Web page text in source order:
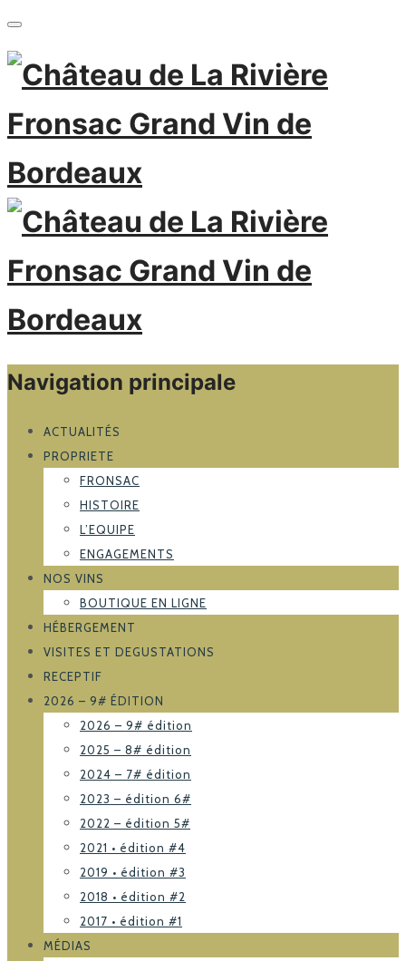
Navigation principale
ACTUALITÉS
PROPRIETE
FRONSAC
HISTOIRE
L’EQUIPE
ENGAGEMENTS
NOS VINS
BOUTIQUE EN LIGNE
HÉBERGEMENT
VISITES ET DEGUSTATIONS
RECEPTIF
2026 – 9# ÉDITION
2026 – 9# édition
2025 – 8# édition
2024 – 7# édition
2023 – édition 6#
2022 – édition 5#
2021 • édition #4
2019 • édition #3
2018 • édition #2
2017 • édition #1
MÉDIAS